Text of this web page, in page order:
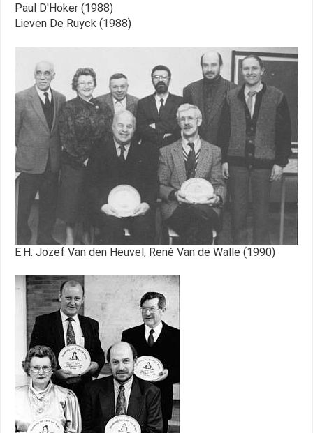
Paul D'Hoker (1988)
Lieven De Ruyck (1988)
E.H. Jozef Van den Heuvel, René Van de Walle (1990)